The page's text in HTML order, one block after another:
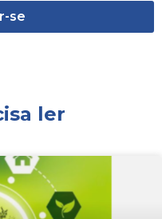
se
ler